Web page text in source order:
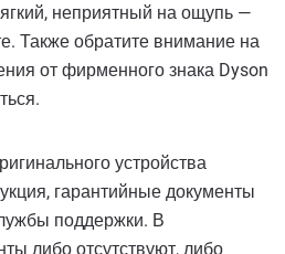
неприятный на ощупь —
Также обратите внимание на
от фирменного знака Dyson
устройства
гарантийные документы
поддержки. В
либо отсутствуют, либо